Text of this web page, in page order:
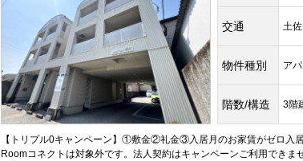
交通 土
物件種別 ア
階数/構造 3階
【トリプル0キャンペーン】①敷金②礼金③入居月のお家賃がゼロ入
Roomコネクトは対象外です。法人契約はキャンペーンご利用でき